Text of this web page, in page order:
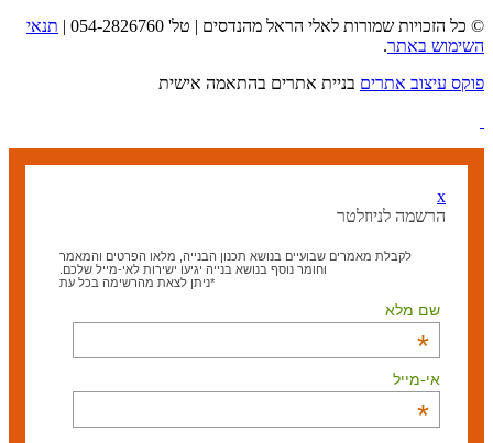
© כל הזכויות שמורות לאלי הראל מהנדסים | טל' 054-2826760 |
תנאי
השימוש באתר.
פוקס עיצוב אתרים בניית אתרים בהתאמה אישית
x
הרשמה לניוזלטר
לקבלת מאמרים שבועיים בנושא תכנון הבנייה, מלאו הפרטים והמאמר
וחומר נוסף בנושא בנייה יגיעו ישירות לאי-מייל שלכם.
*ניתן לצאת מהרשימה בכל עת
שם מלא
*
אי-מייל
*